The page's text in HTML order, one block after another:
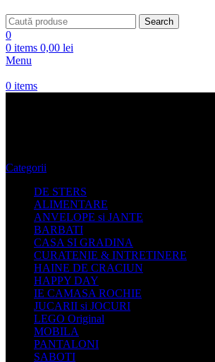
Search
0
0 items 0,00 lei
Menu
0 items
Categorii
DE STERS
ALIMENTARE
ANVELOPE si JANTE
BARBATI
CASA SI GRADINA
CURATENIE & INTRETINERE
HAINE DE CRACIUN
HAPPY DAY
IE CAMASA ROCHIE
JUCARII si JOCURI
LEGO Original
MOBILA
PANTALONI
SABOTI